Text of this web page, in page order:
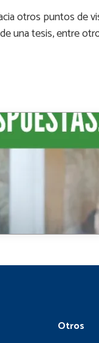
otros puntos de
una tesis, entre
¡Somos
centro
examinador
Otros